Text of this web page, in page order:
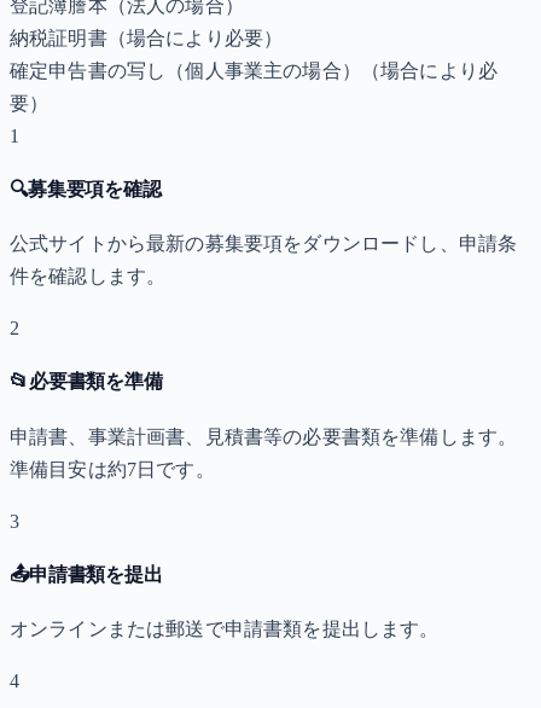
登記簿謄本（法人の場合）
納税証明書（場合により必要）
確定申告書の写し（個人事業主の場合）
（場合により必
要）
1
🔍募集要項を確認
公式サイトから最新の募集要項をダウンロードし、申請条
件を確認します。
2
📂 必要書類を準備
申請書、事業計画書、見積書等の必要書類を準備します。
準備目安は約7日です。
3
📤申請書類を提出
オンラインまたは郵送で申請書類を提出します。
4